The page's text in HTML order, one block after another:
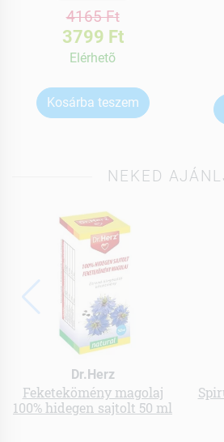
4165 Ft
3799 Ft
Elérhetõ
Kosárba teszem
NEKED
Dr.Herz
Feketekömény magolaj
100% hidegen sajtolt 50 ml